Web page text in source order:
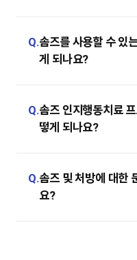
Q.솜즈를 사용할 수 있
게 되나요?
Q.솜즈 인지행동치료
떻게 되나요?
Q.솜즈 및 처방에 대한
요?